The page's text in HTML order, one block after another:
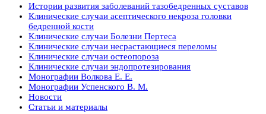
Истории развития заболеваний тазобедренных суставов
Клинические случаи асептического некроза головки
бедренной кости
Клинические случаи Болезни Пертеса
Клинические случаи несрастающиеся переломы
Клинические случаи остеопороза
Клинические случаи эндопротезирования
Монографии Волкова Е. Е.
Монографии Успенского В. М.
Новости
Статьи и материалы